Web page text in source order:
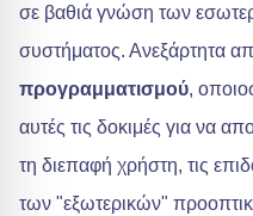
σε βαθιά γνώση των
συστήματος. Ανεξάρτητα
προγραμματισμού,
αυτές τις δοκιμές για να
τη διεπαφή χρήστη, τις
των "εξωτερικών"